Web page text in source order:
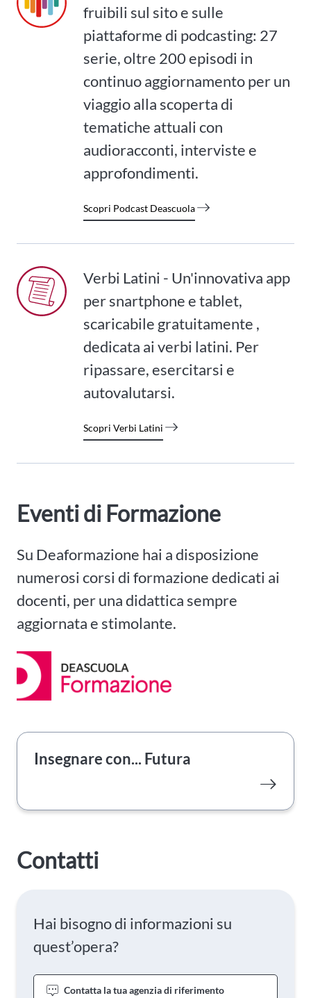
fruibili sul sito e sulle
piattaforme di podcasting: 27
serie, oltre 200 episodi in
continuo aggiornamento per un
viaggio alla scoperta di
tematiche attuali con
audioracconti, interviste e
approfondimenti.
Scopri Podcast Deascuola
Verbi Latini - Un'innovativa app
per snartphone e tablet,
scaricabile gratuitamente ,
dedicata ai verbi latini. Per
ripassare, esercitarsi e
autovalutarsi.
Scopri Verbi Latini
Eventi di Formazione
Su Deaformazione hai a disposizione
numerosi corsi di formazione dedicati ai
docenti, per una didattica sempre
aggiornata e stimolante.
Insegnare con... Futura
Contatti
Hai bisogno di informazioni su
quest’opera?
Contatta la tua agenzia di riferimento